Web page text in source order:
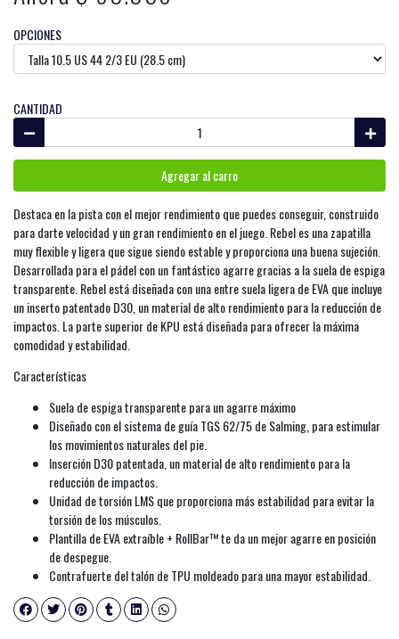
OPCIONES
CANTIDAD
Agregar al carro
Destaca en la pista con el mejor rendimiento que puedes conseguir, construido
para darte velocidad y un gran rendimiento en el juego. Rebel es una zapatilla
muy flexible y ligera que sigue siendo estable y proporciona una buena sujeción.
Desarrollada para el pádel con un fantástico agarre gracias a la suela de espiga
transparente. Rebel está diseñada con una entre suela ligera de EVA que incluye
un inserto patentado D30, un material de alto rendimiento para la reducción de
impactos. La parte superior de KPU está diseñada para ofrecer la máxima
comodidad y estabilidad.
Características
Suela de espiga transparente para un agarre máximo
Diseñado con el sistema de guía TGS 62/75 de Salming, para estimular
los movimientos naturales del pie.
Inserción D30 patentada, un material de alto rendimiento para la
reducción de impactos.
Unidad de torsión LMS que proporciona más estabilidad para evitar la
torsión de los músculos.
Plantilla de EVA extraíble + RollBar™ te da un mejor agarre en posición
de despegue.
Contrafuerte del talón de TPU moldeado para una mayor estabilidad.